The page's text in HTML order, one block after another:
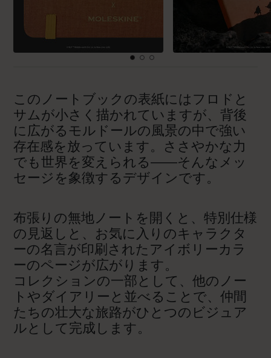
このノートブックの表紙にはフロドと
サムが小さく描かれていますが、背後
に広がるモルドールの風景の中で強い
存在感を放っています。ささやかな力
でも世界を変えられる――そんなメッ
セージを象徴するデザインです。
布張りの無地ノートを開くと、特別仕様
の見返しと、お気に入りのキャラクタ
ーの名言が印刷されたアイボリーカラ
ーのページが広がります。
コレクションの一部として、他のノー
トやダイアリーと並べることで、仲間
たちの壮大な旅路がひとつのビジュア
ルとして完成します。